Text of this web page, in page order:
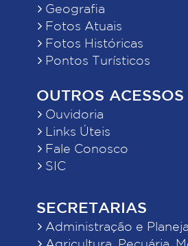
Geografia
Fotos Atuais
Fotos Históricas
Pontos Turísticos
OUTROS ACESSOS
Ouvidoria
Links Úteis
Fale Conosco
SIC
SECRETARIAS
Administração e